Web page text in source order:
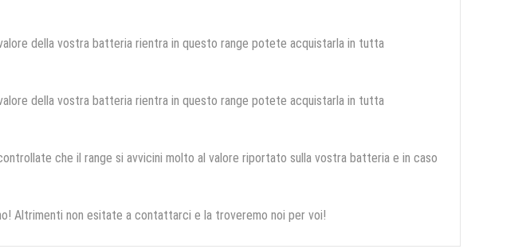
della vostra batteria rientra in questo range potete acquistarla in tutta
della vostra batteria rientra in questo range potete acquistarla in tutta
che il range si avvicini molto al valore riportato sulla vostra batteria e in caso
Altrimenti non esitate a contattarci e la troveremo noi per voi!